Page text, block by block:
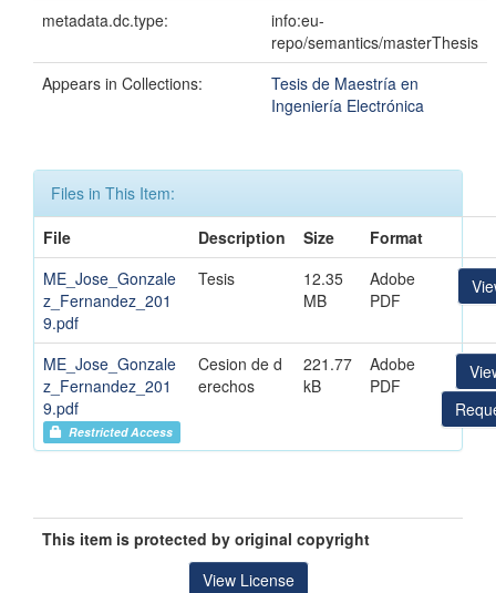
metadata.dc.type:
info:eu-
repo/semantics/masterThesis
Appears in Collections:
Tesis de Maestría en
Ingeniería Electrónica
Files in This Item:
File
Description Size
Format
ME_Jose_Gonzale
z_Fernandez_201
9.pdf
Tesis
12.35
MB
Adobe
PDF
ME_Jose_Gonzale
z_Fernandez_201
9.pdf
Restricted Access
Cesion de d
erechos
221.77
kB
Adobe
PDF
This item is protected by original copyright
View License